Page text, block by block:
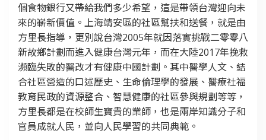
個食物銀行又帶給我們多少希望，這是帶領台灣迎向未
來的嶄新價值。上海靖安區的社區幫扶和送餐，就是由
方里長指導，更別說台灣2005年就因落實挑戰二零零八
新故鄉計劃而進入健康台灣元年，而在大陸2017年挽救
瀕臨失敗的醫改才有健康中國計劃。其中醫學人文、結
合社區營造的口述歷史、生命倫理學的發展、醫療社福
教育民政的資源整合、智慧健康的社區參與規劃等等，
方里長都是在校師生寶貴的業師，也是兩岸知識分子和
官員成就人民，並向人民學習的共同典範。